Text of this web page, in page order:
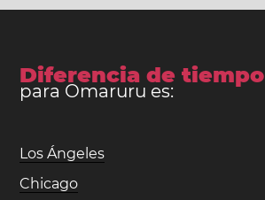
Diferencia de tiempo
para Omaruru es:
Los Ángeles
Chicago